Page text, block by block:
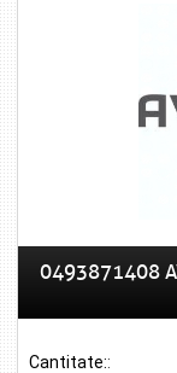
0493871408
Cantitate::